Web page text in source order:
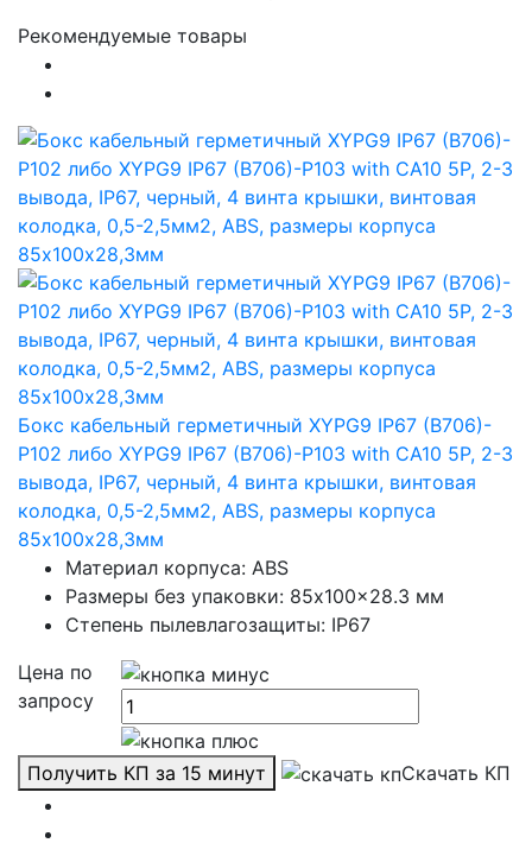
Рекомендуемые товары
Бокс кабельный герметичный XYPG9 IP67 (B706)-
P102 либо XYPG9 IP67 (B706)-P103 with CA10 5P, 2-3
вывода, IP67, черный, 4 винта крышки, винтовая
колодка, 0,5-2,5мм2, ABS, размеры корпуса
85х100х28,3мм
Материал корпуса: ABS
Размеры без упаковки: 85x100x28.3 мм
Степень пылевлагозащиты: IP67
Цена по
запросу
Получить КП за 15 минут Скачать КП